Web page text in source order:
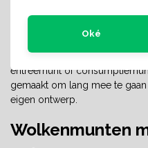
Oké
Plastic munten zijn handig
gelegenheden. Gebruik ze
entreemunt of
gemaakt om lang mee te
eigen ontwerp.
Wolkenmunten